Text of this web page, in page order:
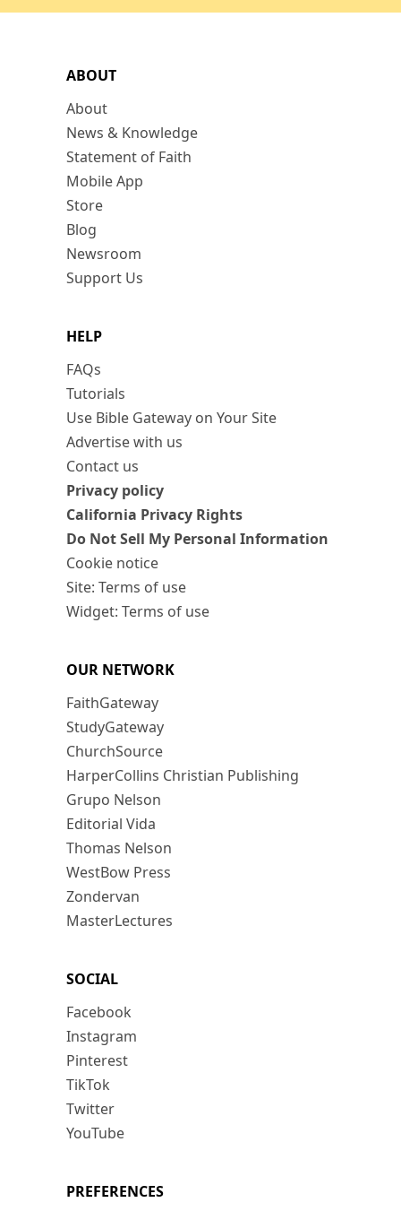
ABOUT
About
News & Knowledge
Statement of Faith
Mobile App
Store
Blog
Newsroom
Support Us
HELP
FAQs
Tutorials
Use Bible Gateway on Your Site
Advertise with us
Contact us
Privacy policy
California Privacy Rights
Do Not Sell My Personal Information
Cookie notice
Site: Terms of use
Widget: Terms of use
OUR NETWORK
FaithGateway
StudyGateway
ChurchSource
HarperCollins Christian Publishing
Grupo Nelson
Editorial Vida
Thomas Nelson
WestBow Press
Zondervan
MasterLectures
SOCIAL
Facebook
Instagram
Pinterest
TikTok
Twitter
YouTube
PREFERENCES